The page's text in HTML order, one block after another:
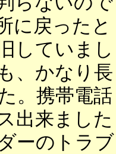
に戻ったと
していまし
、かなり長
。携帯電話
出来ました
ーのトラブ